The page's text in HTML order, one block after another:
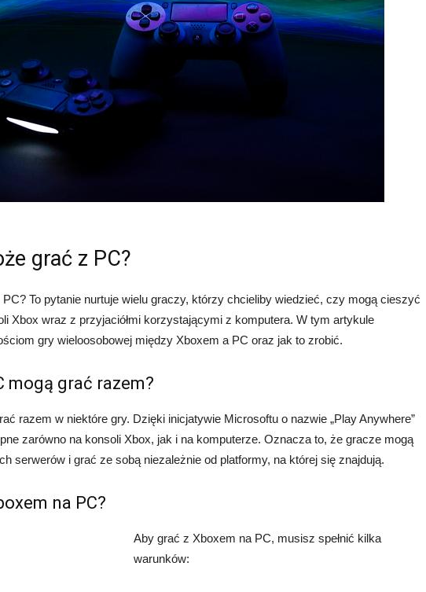
grać z PC?
To pytanie nurtuje wielu graczy, którzy chcieliby wiedzieć, czy mogą cieszyć
Xbox wraz z przyjaciółmi korzystającymi z komputera. W tym artykule
gry wieloosobowej między Xboxem a PC oraz jak to zrobić.
mogą grać razem?
razem w niektóre gry. Dzięki inicjatywie Microsoftu o nazwie „Play Anywhere”
zarówno na konsoli Xbox, jak i na komputerze. Oznacza to, że gracze mogą
serwerów i grać ze sobą niezależnie od platformy, na której się znajdują.
na PC?
Aby grać z Xboxem na PC, musisz spełnić kilka
warunków: